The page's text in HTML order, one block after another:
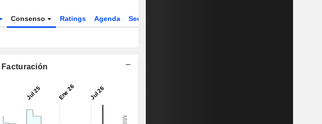
Consenso Ratings Agenda Sector
Facturación